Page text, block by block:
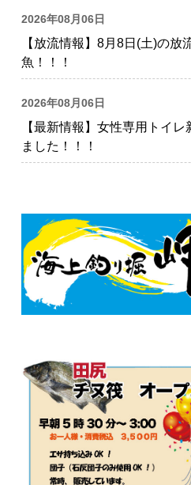
2026年08月06日
【放流情報】8月8日(土)の放
魚！！！
2026年08月06日
【最新情報】女性専用トイレ
ました！！！